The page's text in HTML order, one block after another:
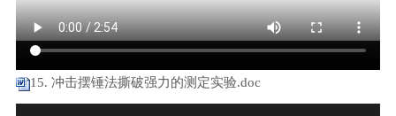
15. 冲击摆锤法撕破强力的测定实验.doc